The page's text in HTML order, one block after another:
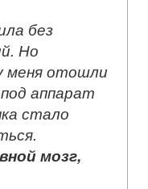
без
Но
меня отошли
аппарат
стало
мозг,